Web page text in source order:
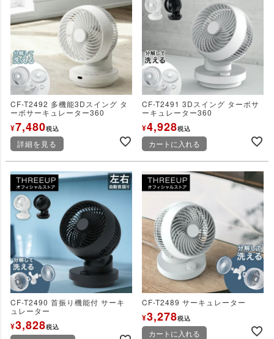
CF-T2492 多機能3Dスイング タ
ーボサーキュレーター360
¥7,480税込
詳細を見る
CF-T2491 3Dスイング ターボサ
ーキュレーター360
¥4,928税込
カートに入れる
CF-T2490 首振り機能付 サーキ
ュレーター
¥3,828税込
CF-T2489 サーキュレーター
¥3,278税込
カートに入れる